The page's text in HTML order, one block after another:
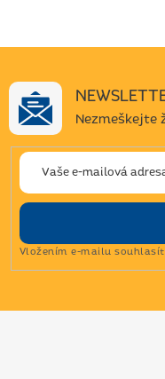
Nezmeškejte
Vložením e-mailu